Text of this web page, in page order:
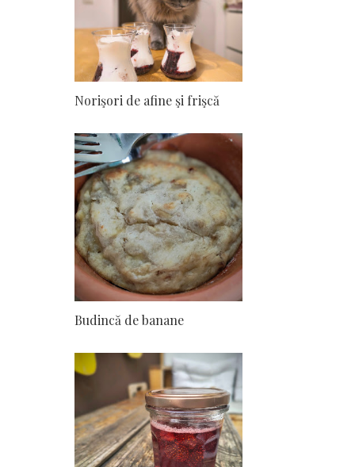
Norişori de afine şi frişcă
Budincă de banane